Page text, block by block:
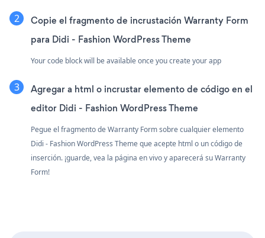
Copie el fragmento de incrustación Warranty Form
para Didi - Fashion WordPress Theme
Your code block will be available once you create your app
Agregar a html o incrustar elemento de código en el
editor Didi - Fashion WordPress Theme
Pegue el fragmento de Warranty Form sobre cualquier elemento
Didi - Fashion WordPress Theme que acepte html o un código de
inserción. ¡guarde, vea la página en vivo y aparecerá su Warranty
Form!